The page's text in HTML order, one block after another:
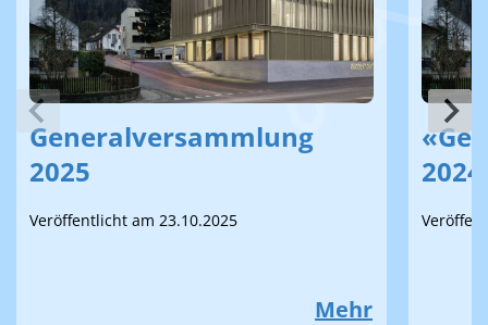
Generalversammlung
2025
Veröffentlicht am 23.10.2025
Mehr